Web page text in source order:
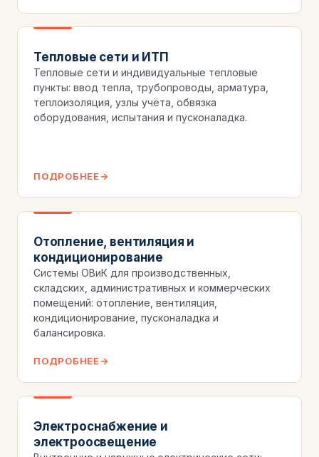
Тепловые сети и ИТП
Тепловые сети и индивидуальные тепловые
пункты: ввод тепла, трубопроводы, арматура,
теплоизоляция, узлы учёта, обвязка
оборудования, испытания и пусконаладка.
ПОДРОБНЕЕ
Отопление, вентиляция и
кондиционирование
Системы ОВиК для производственных,
складских, административных и коммерческих
помещений: отопление, вентиляция,
кондиционирование, пусконаладка и
балансировка.
ПОДРОБНЕЕ
Электроснабжение и
электроосвещение